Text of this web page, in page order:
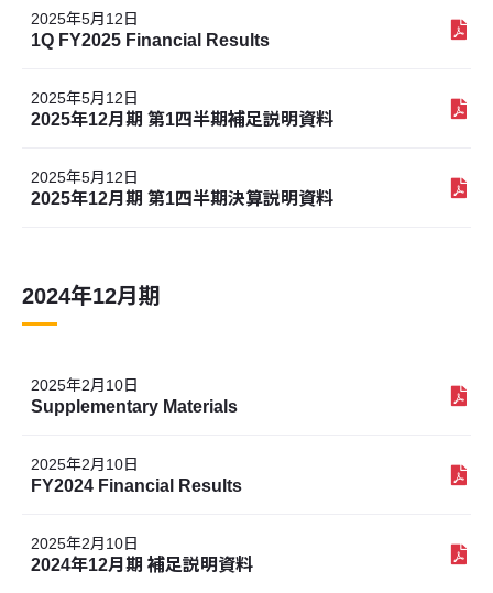
2025年5月12日
1Q FY2025 Financial Results
2025年5月12日
2025年12月期 第1四半期補足説明資料
2025年5月12日
2025年12月期 第1四半期決算説明資料
2024年12月期
2025年2月10日
Supplementary Materials
2025年2月10日
FY2024 Financial Results
2025年2月10日
2024年12月期 補足説明資料